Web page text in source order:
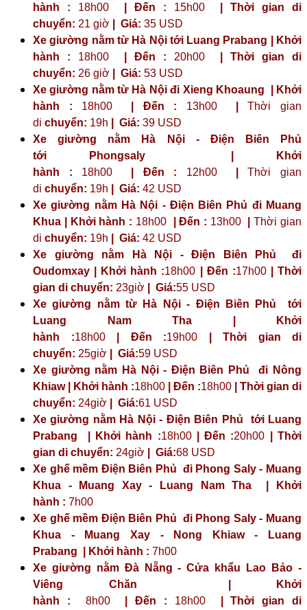
hành : 18h00 | Đến : 15h00 | Thời gian di
chuyển: 21 giờ | Giá: 35 USD
Xe giường nằm từ Hà Nội tới Luang Prabang | Khởi
hành : 18h00 | Đến : 20h00 | Thời gian di
chuyển: 26 giờ | Giá: 53 USD
Xe giường nằm từ Hà Nội đi Xieng Khoaung | Khởi
hành : 18h00 | Đến : 13h00|Thời gian
di chuyển: 19h Giá: 39 USD
Xe giường nằm Hà Nội - Điện Biên Phủ
tới
Phongsaly | Khởi
hành : 18h00 | Đến : 12h00|Thời gian
di chuyển: 19h Giá: 42 USD
Xe giường nằm Hà Nội - Điện Biên Phủ đi Muang
Khua | Khởi hành : 18h00| Đến : 13h00|Thời gian
di chuyển: 19h Giá: 42 USD
Xe giường nằm Hà Nội - Điện Biên Phủ đi
Oudomxay | Khởi hành :18h00 | Đến :17h00| Thời
gian di chuyển: 23giờ | Giá:55 USD
Xe giường nằm từ Hà Nội - Điện Biên Phủ tới
Luang Nam Tha | Khởi
hành :18h00| Đến :19h00 | Thời gian di
chuyển: 25giờ | Giá:59 USD
Xe giường nằm Hà Nội - Điện Biên Phủ đi Nông
Khiaw | Khởi hành :18h00 | Đến :18h00 | Thời gian di
chuyển: 24giờ | Giá:61 USD
Xe giường nằm Hà Nội - Điện Biên Phủ tới Luang
Prabang | Khởi hành :18h00| Đến :20h00 | Thời
gian di chuyển: 24giờ | Giá:68 USD
Xe ghế mềm Điện Biên Phủ đi Phong Saly - Muang
Khua - Muang Xay - Luang Nam Tha | Khởi
hành : 7h00
Xe ghế mềm Điện Biên Phủ đi Phong Saly - Muang
Khua - Muang Xay - Nong Khiaw - Luang
Prabang | Khởi hành : 7h00
Xe giường nằm Đà Nẵng - Cửa khẩu Lao Bảo -
Viêng Chăn | Khởi
hành : 8h00| Đến : 18h00| Thời gian di